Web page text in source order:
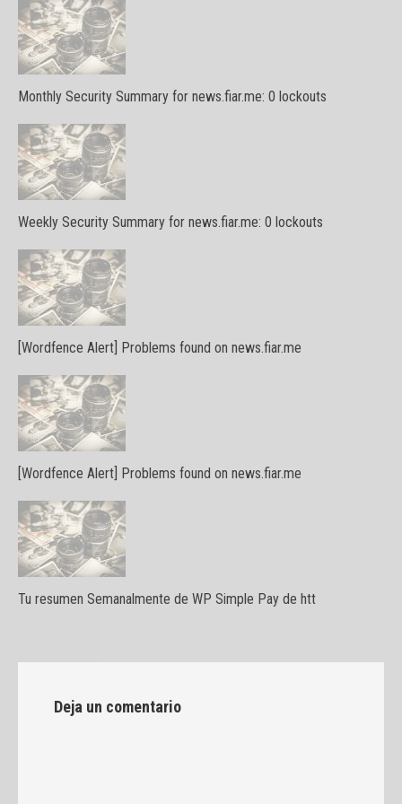
Monthly Security Summary for news.fiar.me: 0 lockouts
Weekly Security Summary for news.fiar.me: 0 lockouts
[Wordfence Alert] Problems found on news.fiar.me
[Wordfence Alert] Problems found on news.fiar.me
Tu resumen Semanalmente de WP Simple Pay de htt
Deja un comentario